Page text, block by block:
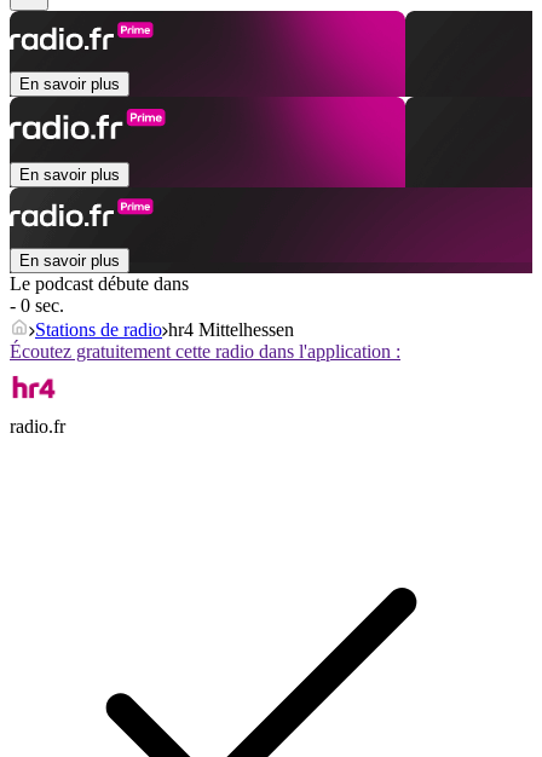
En savoir plus
En savoir plus
En savoir plus
Le podcast débute dans
- 0 sec.
Stations de radio hr4 Mittelhessen
Écoutez gratuitement cette radio dans l'application :
radio.fr